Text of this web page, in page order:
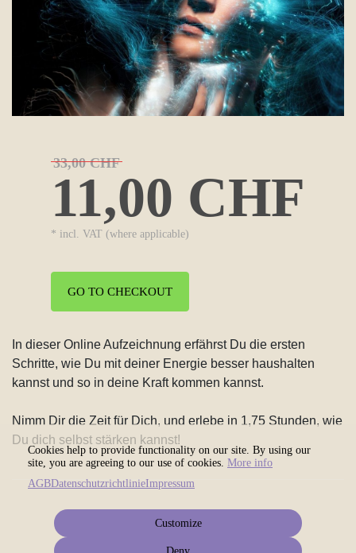
33,00 CHF
11,00 CHF
* incl. VAT (where applicable)
GO TO CHECKOUT
In dieser Online Aufzeichnung erfährst Du die ersten
Schritte, wie Du mit deiner Energie besser haushalten
kannst und so in deine Kraft kommen kannst.
Nimm Dir die Zeit für Dich, und erlebe in 1,75 Stunden, wie
Du dich selbst stärken kannst!
Cookies help to provide functionality on our site. By using our
site, you are agreeing to our use of cookies. More info
AGBDatenschutzrichtlinieImpressum
Customize